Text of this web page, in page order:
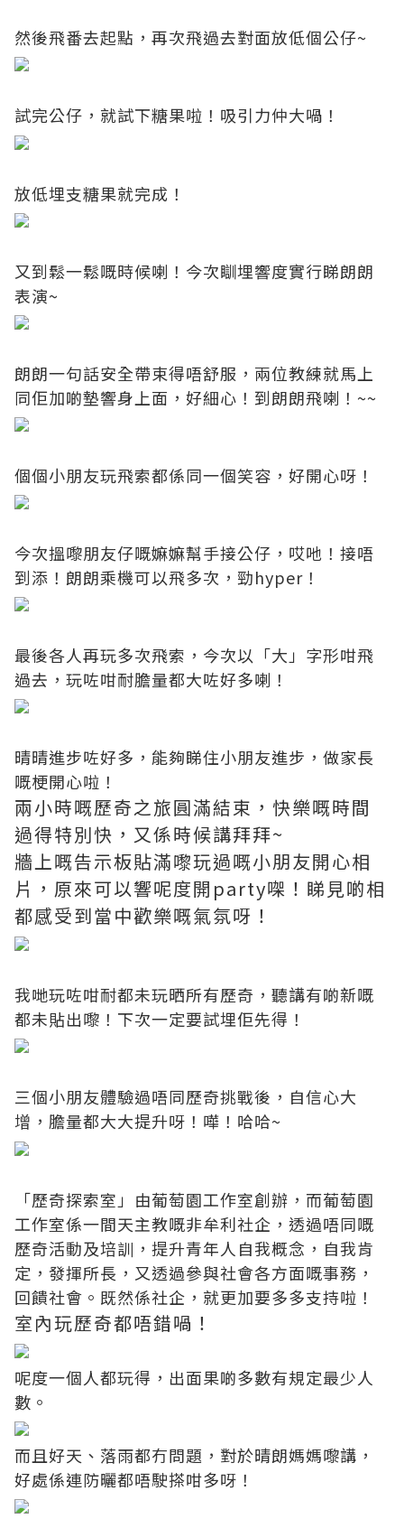
然後飛番去起點，再次飛過去對面放低個公仔~
試完公仔，就試下糖果啦！吸引力仲大喎！
放低埋支糖果就完成！
又到鬆一鬆嘅時候喇！今次瞓埋響度實行睇朗朗
表演~
朗朗一句話安全帶束得唔舒服，兩位教練就馬上
同佢加啲墊響身上面，好細心！到朗朗飛喇！~~
個個小朋友玩飛索都係同一個笑容，好開心呀！
今次搵嚟朋友仔嘅嫲嫲幫手接公仔，哎吔！接唔
到添！朗朗乘機可以飛多次，勁hyper！
最後各人再玩多次飛索，今次以「大」字形咁飛
過去，玩咗咁耐膽量都大咗好多喇！
晴晴進步咗好多，能夠睇住小朋友進步，做家長
嘅梗開心啦！
兩小時嘅歷奇之旅圓滿結束，快樂嘅時間
過得特別快，又係時候講拜拜~
牆上嘅告示板貼滿嚟玩過嘅小朋友開心相
片，原來可以響呢度開party㗎！睇見啲相
都感受到當中歡樂嘅氣氛呀！
我哋玩咗咁耐都未玩晒所有歷奇，聽講有啲新嘅
都未貼出嚟！下次一定要試埋佢先得！
三個小朋友體驗過唔同歷奇挑戰後，自信心大
增，膽量都大大提升呀！嘩！哈哈~
「歷奇探索室」由葡萄園工作室創辦，而葡萄園
工作室係一間天主教嘅非牟利社企，透過唔同嘅
歷奇活動及培訓，提升青年人自我概念，自我肯
定，發揮所長，又透過參與社會各方面嘅事務，
回饋社會。既然係社企，就更加要多多支持啦！
室內玩歷奇都唔錯喎！
呢度一個人都玩得，出面果啲多數有規定最少人
數。
而且好天、落雨都冇問題，對於晴朗媽媽嚟講，
好處係連防曬都唔駛搽咁多呀！